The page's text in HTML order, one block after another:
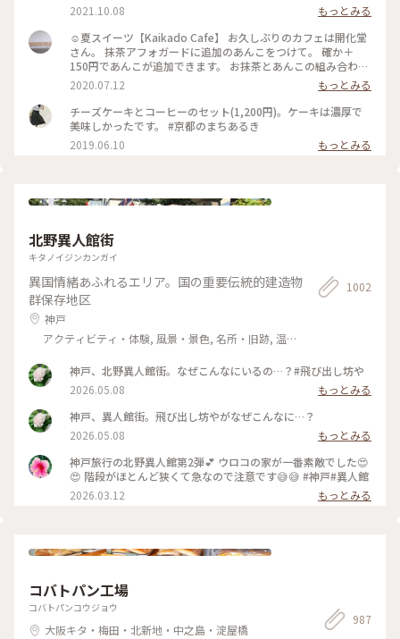
2021.10.08
もっとみる
☺︎夏スイーツ【Kaikado Cafe】 お久しぶりのカフェは開化堂
さん。 抹茶アフォガードに追加のあんこをつけて。 確か＋
150円であんこが追加できます。 お抹茶とあんこの組み合わせ
は大好きなので迷わず追加…♪ちなみにあんこは、大好きな中
村製餡所さんのもの。きっと最中の皮も。以前 #中村製餡所 さ
んご紹介していますので良かったら☺︎ そして暑いので、水出
し茶をチョイス。 振って自分の好きな濃さにして頂きます。
お茶はおかわりも頂けるんですよ◎ ☺︎ 現在は、満席だとテイ
クアウトのみになるそうです。席の予約はできませんが、電話
になり、ばたばたと毎日を過ごしています。なかなか投稿が追
りペースになりますが、これからもよろしくお願いします☺︎
2020.07.12
もっとみる
チーズケーキとコーヒーのセット(1,200円)。ケーキは濃厚で
美味しかったです。 #京都のまちあるき
2019.06.10
もっとみる
北野異人館街
キタノイジンカンガイ
異国情緒あふれるエリア。国の重要伝統的建造物
群保存地区
神戸
アクティビティ・体験, 風景・景色, 名所・旧跡, 温
1002
神戸、北野異人館街。なぜこんなにいるの…？#飛び出し坊や
2026.05.08
もっとみる
神戸、異人館街。飛び出し坊やがなぜこんなに…？
2026.05.08
もっとみる
神戸旅行の北野異人館第2弾💕 ウロコの家が一番素敵でした😍
😍 階段がほとんど狭くて急なので注意です😅😅 #神戸#異人館
2026.03.12
もっとみる
コバトパン工場
コバトパンコウジョウ
大阪キタ・梅田・北新地・中之島・淀屋橋
987